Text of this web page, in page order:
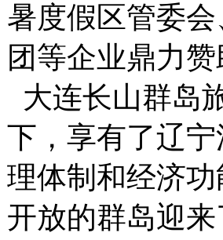
暑度假区管委
团等企业鼎力赞
大连长山群岛
下，享有了辽
理体制和经济
开放的群岛迎